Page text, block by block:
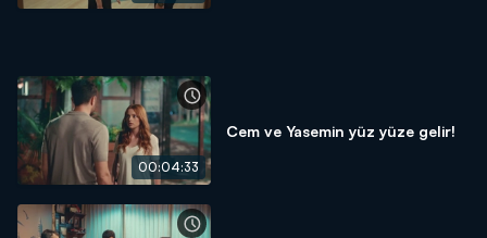
00:04:33
Cem ve Yasemin yüz yüze gelir!